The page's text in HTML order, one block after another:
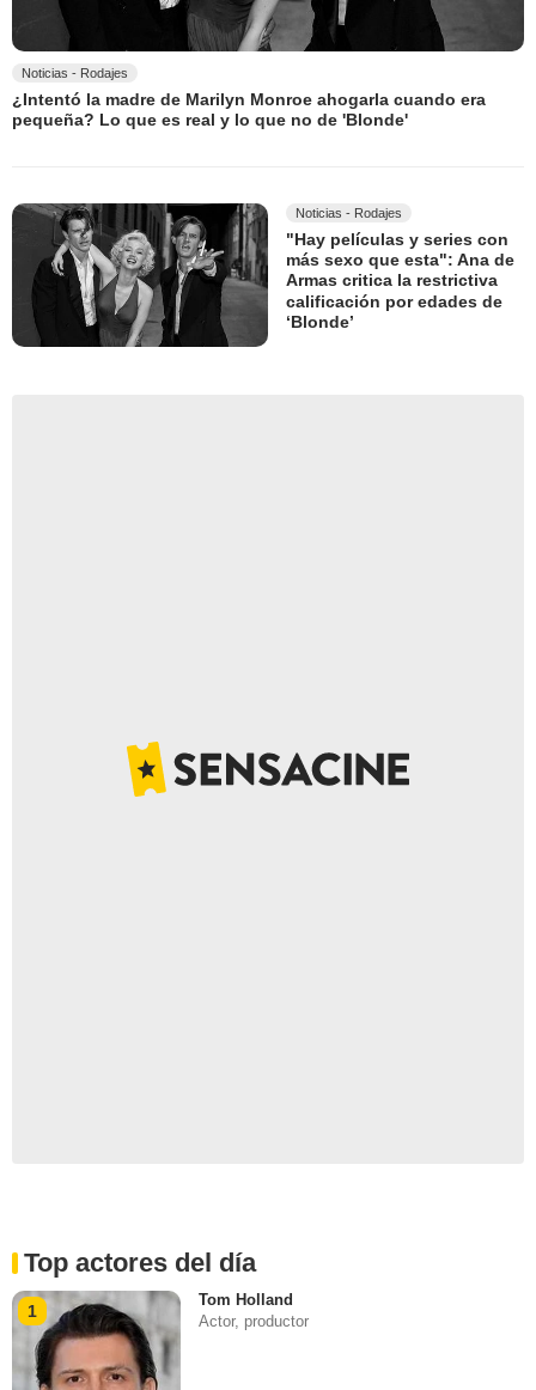
Noticias - Rodajes
¿Intentó la madre de Marilyn Monroe ahogarla cuando era
pequeña? Lo que es real y lo que no de 'Blonde'
Noticias - Rodajes
"Hay películas y series con
más sexo que esta": Ana de
Armas critica la restrictiva
calificación por edades de
‘Blonde’
Top actores del día
1
Tom Holland
Actor, productor